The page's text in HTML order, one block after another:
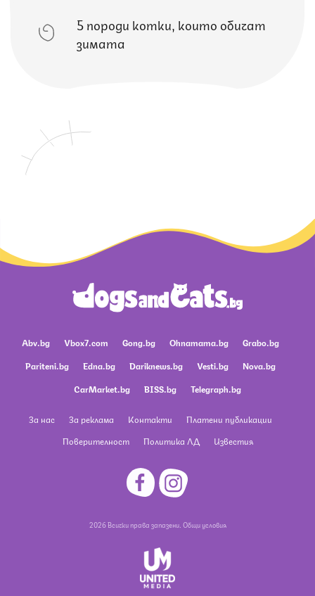
5 породи котки, които обичат
зимата
Abv.bg Vbox7.com Gong.bg Ohnamama.bg
Grabo.bg
Pariteni.bg
Edna.bg Dariknews.bg Vesti.bg
Nova.bg
CarMarket.bg
BISS.bg Telegraph.bg
За нас За реклама Контакти
Платени публикации
Поверителност
Политика ЛД Известия
2026 Всички права запазени. Общи условия